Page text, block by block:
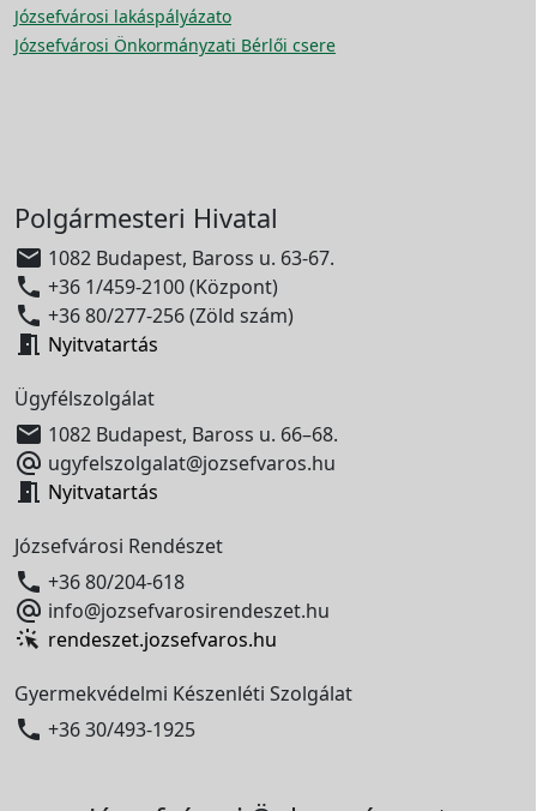
Józsefvárosi lakáspályázato
Józsefvárosi Önkormányzati Bérlői csere
Polgármesteri Hivatal
 1082 Budapest, Baross u. 63-67.
 +36 1/459-2100 (Központ)
 +36 80/277-256 (Zöld szám)
 Nyitvatartás
Ügyfélszolgálat
 1082 Budapest, Baross u. 66–68.
 ugyfelszolgalat@jozsefvaros.hu
 Nyitvatartás
Józsefvárosi Rendészet
 +36 80/204-618
 info@jozsefvarosirendeszet.hu
rendeszet.jozsefvaros.hu
Gyermekvédelmi Készenléti Szolgálat
 +36 30/493-1925